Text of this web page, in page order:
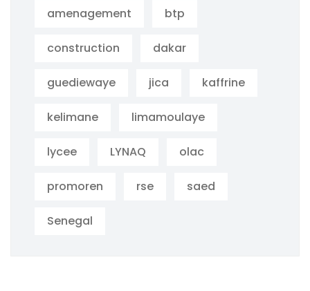
amenagement btp
construction dakar
guediewaye jica kaffrine
kelimane limamoulaye
lycee LYNAQ olac
promoren rse saed
Senegal